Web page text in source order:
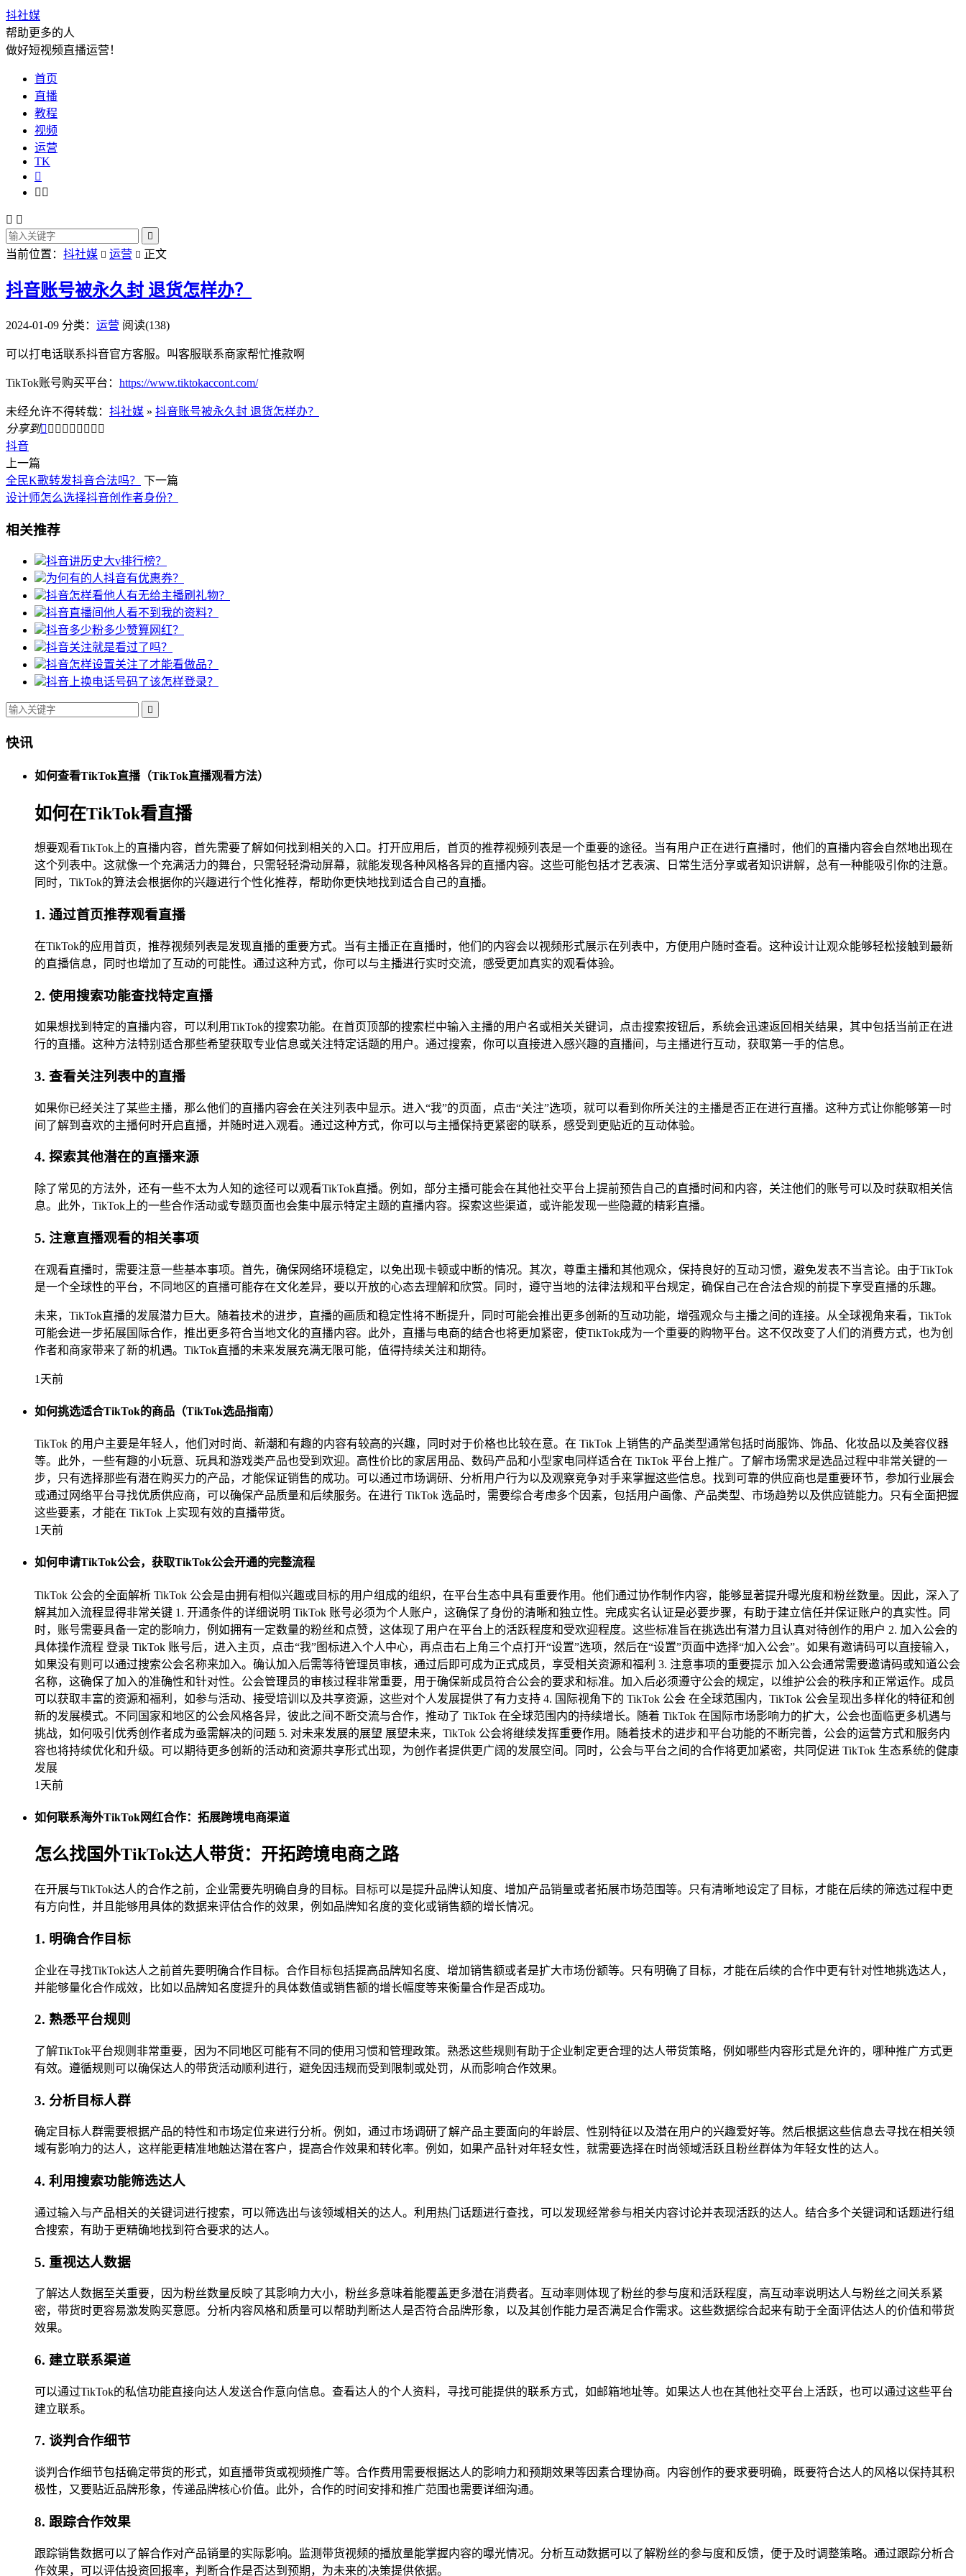
抖社媒
帮助更多的人
做好短视频直播运营！
首页
直播
教程
视频
运营
TK

 
 

当前位置： 抖社媒  运营  正文
抖音账号被永久封 退货怎样办？
2024-01-09 分类： 运营 阅读(138)
可以打电话联系抖音官方客服。叫客服联系商家帮忙推款啊
TikTok账号购买平台： https://www.tiktokaccont.com/
未经允许不得转载： 抖社媒 » 抖音账号被永久封 退货怎样办？
分享到        
抖音
上一篇
全民K歌转发抖音合法吗？
下一篇
设计师怎么选择抖音创作者身份？
相关推荐
抖音讲历史大v排行榜？
为何有的人抖音有优惠券？
抖音怎样看他人有无给主播刷礼物？
抖音直播间他人看不到我的资料？
抖音多少粉多少赞算网红？
抖音关注就是看过了吗？
抖音怎样设置关注了才能看做品？
抖音上换电话号码了该怎样登录？

快讯
如何查看TikTok直播（TikTok直播观看方法）
如何在TikTok看直播
想要观看TikTok上的直播内容，首先需要了解如何找到相关的入口。打开应用后，首页的推荐视频列表是一个重要的途径。当有用户正在进行直播时，他们的直播内容会自然地出现在
这个列表中。这就像一个充满活力的舞台，只需轻轻滑动屏幕，就能发现各种风格各异的直播内容。这些可能包括才艺表演、日常生活分享或者知识讲解，总有一种能吸引你的注意。
同时，TikTok的算法会根据你的兴趣进行个性化推荐，帮助你更快地找到适合自己的直播。
1. 通过首页推荐观看直播
在TikTok的应用首页，推荐视频列表是发现直播的重要方式。当有主播正在直播时，他们的内容会以视频形式展示在列表中，方便用户随时查看。这种设计让观众能够轻松接触到最新
的直播信息，同时也增加了互动的可能性。通过这种方式，你可以与主播进行实时交流，感受更加真实的观看体验。
2. 使用搜索功能查找特定直播
如果想找到特定的直播内容，可以利用TikTok的搜索功能。在首页顶部的搜索栏中输入主播的用户名或相关关键词，点击搜索按钮后，系统会迅速返回相关结果，其中包括当前正在进
行的直播。这种方法特别适合那些希望获取专业信息或关注特定话题的用户。通过搜索，你可以直接进入感兴趣的直播间，与主播进行互动，获取第一手的信息。
3. 查看关注列表中的直播
如果你已经关注了某些主播，那么他们的直播内容会在关注列表中显示。进入“我”的页面，点击“关注”选项，就可以看到你所关注的主播是否正在进行直播。这种方式让你能够第一时
间了解到喜欢的主播何时开启直播，并随时进入观看。通过这种方式，你可以与主播保持更紧密的联系，感受到更贴近的互动体验。
4. 探索其他潜在的直播来源
除了常见的方法外，还有一些不太为人知的途径可以观看TikTok直播。例如，部分主播可能会在其他社交平台上提前预告自己的直播时间和内容，关注他们的账号可以及时获取相关信
息。此外，TikTok上的一些合作活动或专题页面也会集中展示特定主题的直播内容。探索这些渠道，或许能发现一些隐藏的精彩直播。
5. 注意直播观看的相关事项
在观看直播时，需要注意一些基本事项。首先，确保网络环境稳定，以免出现卡顿或中断的情况。其次，尊重主播和其他观众，保持良好的互动习惯，避免发表不当言论。由于TikTok
是一个全球性的平台，不同地区的直播可能存在文化差异，要以开放的心态去理解和欣赏。同时，遵守当地的法律法规和平台规定，确保自己在合法合规的前提下享受直播的乐趣。
未来，TikTok直播的发展潜力巨大。随着技术的进步，直播的画质和稳定性将不断提升，同时可能会推出更多创新的互动功能，增强观众与主播之间的连接。从全球视角来看，TikTok
可能会进一步拓展国际合作，推出更多符合当地文化的直播内容。此外，直播与电商的结合也将更加紧密，使TikTok成为一个重要的购物平台。这不仅改变了人们的消费方式，也为创
作者和商家带来了新的机遇。TikTok直播的未来发展充满无限可能，值得持续关注和期待。
1天前
如何挑选适合TikTok的商品（TikTok选品指南）
TikTok 的用户主要是年轻人，他们对时尚、新潮和有趣的内容有较高的兴趣，同时对于价格也比较在意。在 TikTok 上销售的产品类型通常包括时尚服饰、饰品、化妆品以及美容仪器
等。此外，一些有趣的小玩意、玩具和游戏类产品也受到欢迎。高性价比的家居用品、数码产品和小型家电同样适合在 TikTok 平台上推广。了解市场需求是选品过程中非常关键的一
步，只有选择那些有潜在购买力的产品，才能保证销售的成功。可以通过市场调研、分析用户行为以及观察竞争对手来掌握这些信息。找到可靠的供应商也是重要环节，参加行业展会
或通过网络平台寻找优质供应商，可以确保产品质量和后续服务。在进行 TikTok 选品时，需要综合考虑多个因素，包括用户画像、产品类型、市场趋势以及供应链能力。只有全面把握
这些要素，才能在 TikTok 上实现有效的直播带货。
1天前
如何申请TikTok公会，获取TikTok公会开通的完整流程
TikTok 公会的全面解析 TikTok 公会是由拥有相似兴趣或目标的用户组成的组织，在平台生态中具有重要作用。他们通过协作制作内容，能够显著提升曝光度和粉丝数量。因此，深入了
解其加入流程显得非常关键 1. 开通条件的详细说明 TikTok 账号必须为个人账户，这确保了身份的清晰和独立性。完成实名认证是必要步骤，有助于建立信任并保证账户的真实性。同
时，账号需要具备一定的影响力，例如拥有一定数量的粉丝和点赞，这体现了用户在平台上的活跃程度和受欢迎程度。这些标准旨在挑选出有潜力且认真对待创作的用户 2. 加入公会的
具体操作流程 登录 TikTok 账号后，进入主页，点击“我”图标进入个人中心，再点击右上角三个点打开“设置”选项，然后在“设置”页面中选择“加入公会”。如果有邀请码可以直接输入，
如果没有则可以通过搜索公会名称来加入。确认加入后需等待管理员审核，通过后即可成为正式成员，享受相关资源和福利 3. 注意事项的重要提示 加入公会通常需要邀请码或知道公会
名称，这确保了加入的准确性和针对性。公会管理员的审核过程非常重要，用于确保新成员符合公会的要求和标准。加入后必须遵守公会的规定，以维护公会的秩序和正常运作。成员
可以获取丰富的资源和福利，如参与活动、接受培训以及共享资源，这些对个人发展提供了有力支持 4. 国际视角下的 TikTok 公会 在全球范围内，TikTok 公会呈现出多样化的特征和创
新的发展模式。不同国家和地区的公会风格各异，彼此之间不断交流与合作，推动了 TikTok 在全球范围内的持续增长。随着 TikTok 在国际市场影响力的扩大，公会也面临更多机遇与
挑战，如何吸引优秀创作者成为亟需解决的问题 5. 对未来发展的展望 展望未来，TikTok 公会将继续发挥重要作用。随着技术的进步和平台功能的不断完善，公会的运营方式和服务内
容也将持续优化和升级。可以期待更多创新的活动和资源共享形式出现，为创作者提供更广阔的发展空间。同时，公会与平台之间的合作将更加紧密，共同促进 TikTok 生态系统的健康
发展
1天前
如何联系海外TikTok网红合作：拓展跨境电商渠道
怎么找国外TikTok达人带货：开拓跨境电商之路
在开展与TikTok达人的合作之前，企业需要先明确自身的目标。目标可以是提升品牌认知度、增加产品销量或者拓展市场范围等。只有清晰地设定了目标，才能在后续的筛选过程中更
有方向性，并且能够用具体的数据来评估合作的效果，例如品牌知名度的变化或销售额的增长情况。
1. 明确合作目标
企业在寻找TikTok达人之前首先要明确合作目标。合作目标包括提高品牌知名度、增加销售额或者是扩大市场份额等。只有明确了目标，才能在后续的合作中更有针对性地挑选达人，
并能够量化合作成效，比如以品牌知名度提升的具体数值或销售额的增长幅度等来衡量合作是否成功。
2. 熟悉平台规则
了解TikTok平台规则非常重要，因为不同地区可能有不同的使用习惯和管理政策。熟悉这些规则有助于企业制定更合理的达人带货策略，例如哪些内容形式是允许的，哪种推广方式更
有效。遵循规则可以确保达人的带货活动顺利进行，避免因违规而受到限制或处罚，从而影响合作效果。
3. 分析目标人群
确定目标人群需要根据产品的特性和市场定位来进行分析。例如，通过市场调研了解产品主要面向的年龄层、性别特征以及潜在用户的兴趣爱好等。然后根据这些信息去寻找在相关领
域有影响力的达人，这样能更精准地触达潜在客户，提高合作效果和转化率。例如，如果产品针对年轻女性，就需要选择在时尚领域活跃且粉丝群体为年轻女性的达人。
4. 利用搜索功能筛选达人
通过输入与产品相关的关键词进行搜索，可以筛选出与该领域相关的达人。利用热门话题进行查找，可以发现经常参与相关内容讨论并表现活跃的达人。结合多个关键词和话题进行组
合搜索，有助于更精确地找到符合要求的达人。
5. 重视达人数据
了解达人数据至关重要，因为粉丝数量反映了其影响力大小，粉丝多意味着能覆盖更多潜在消费者。互动率则体现了粉丝的参与度和活跃程度，高互动率说明达人与粉丝之间关系紧
密，带货时更容易激发购买意愿。分析内容风格和质量可以帮助判断达人是否符合品牌形象，以及其创作能力是否满足合作需求。这些数据综合起来有助于全面评估达人的价值和带货
效果。
6. 建立联系渠道
可以通过TikTok的私信功能直接向达人发送合作意向信息。查看达人的个人资料，寻找可能提供的联系方式，如邮箱地址等。如果达人也在其他社交平台上活跃，也可以通过这些平台
建立联系。
7. 谈判合作细节
谈判合作细节包括确定带货的形式，如直播带货或视频推广等。合作费用需要根据达人的影响力和预期效果等因素合理协商。内容创作的要求要明确，既要符合达人的风格以保持其积
极性，又要贴近品牌形象，传递品牌核心价值。此外，合作的时间安排和推广范围也需要详细沟通。
8. 跟踪合作效果
跟踪销售数据可以了解合作对产品销量的实际影响。监测带货视频的播放量能掌握内容的曝光情况。分析互动数据可以了解粉丝的参与度和反馈，便于及时调整策略。通过跟踪分析合
作效果，可以评估投资回报率，判断合作是否达到预期，为未来的决策提供依据。